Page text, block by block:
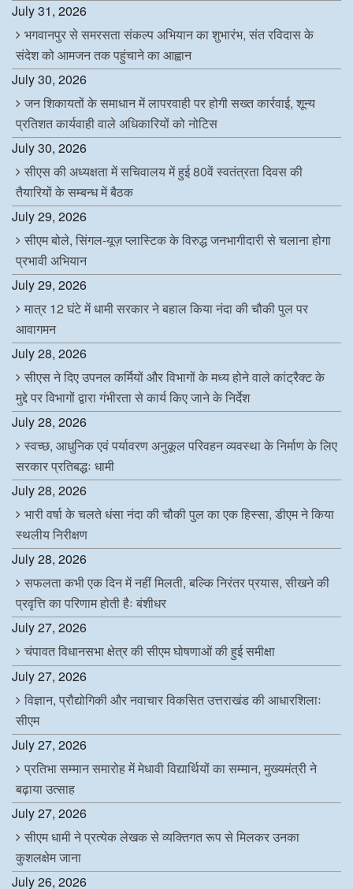
July 31, 2026
भगवानपुर से समरसता संकल्प अभियान का शुभारंभ, संत रविदास के
संदेश को आमजन तक पहुंचाने का आह्वान
July 30, 2026
जन शिकायतों के समाधान में लापरवाही पर होगी सख्त कार्रवाई, शून्य
प्रतिशत कार्यवाही वाले अधिकारियों को नोटिस
July 30, 2026
सीएस की अध्यक्षता में सचिवालय में हुई 80वें स्वतंत्रता दिवस की
तैयारियों के सम्बन्ध में बैठक
July 29, 2026
सीएम बोले, सिंगल-यूज़ प्लास्टिक के विरुद्ध जनभागीदारी से चलाना होगा
प्रभावी अभियान
July 29, 2026
मात्र 12 घंटे में धामी सरकार ने बहाल किया नंदा की चौकी पुल पर
आवागमन
July 28, 2026
सीएस ने दिए उपनल कर्मियों और विभागों के मध्य होने वाले कांट्रैक्ट के
मुद्दे पर विभागों द्वारा गंभीरता से कार्य किए जाने के निर्देश
July 28, 2026
स्वच्छ, आधुनिक एवं पर्यावरण अनुकूल परिवहन व्यवस्था के निर्माण के लिए
सरकार प्रतिबद्धः धामी
July 28, 2026
भारी वर्षा के चलते धंसा नंदा की चौकी पुल का एक हिस्सा, डीएम ने किया
स्थलीय निरीक्षण
July 28, 2026
सफलता कभी एक दिन में नहीं मिलती, बल्कि निरंतर प्रयास, सीखने की
प्रवृत्ति का परिणाम होती हैः बंशीधर
July 27, 2026
चंपावत विधानसभा क्षेत्र की सीएम घोषणाओं की हुई समीक्षा
July 27, 2026
विज्ञान, प्रौद्योगिकी और नवाचार विकसित उत्तराखंड की आधारशिलाः
सीएम
July 27, 2026
प्रतिभा सम्मान समारोह में मेधावी विद्यार्थियों का सम्मान, मुख्यमंत्री ने
बढ़ाया उत्साह
July 27, 2026
सीएम धामी ने प्रत्येक लेखक से व्यक्तिगत रूप से मिलकर उनका
कुशलक्षेम जाना
July 26, 2026